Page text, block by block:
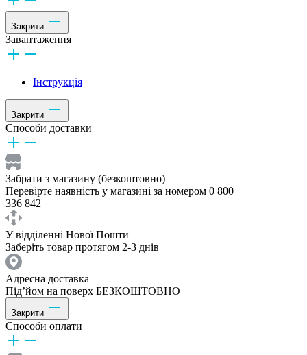
Закрити
Завантаження
Інструкція
Закрити
Способи доставки
Забрати з магазину (безкоштовно)
Перевірте наявність у магазині за номером 0 800
336 842
У відділенні Нової Пошти
Заберіть товар протягом 2-3 днів
Адресна доставка
Під’йом на поверх БЕЗКОШТОВНО
Закрити
Способи оплати